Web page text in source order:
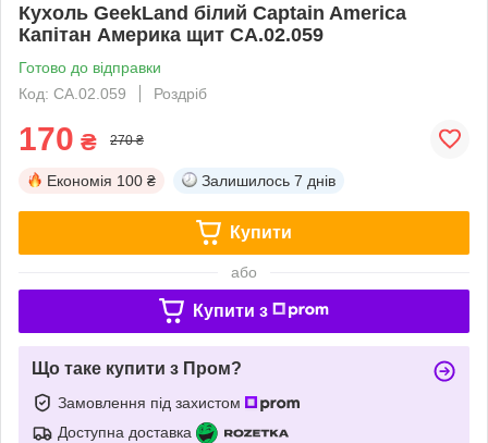
Кухоль GeekLand білий Captain America
Капітан Америка щит CA.02.059
Готово до відправки
Код: CA.02.059
Роздріб
170 ₴ 270 ₴
Економія 100 ₴ Залишилось 7 днів
Купити
або
Купити з
Що таке купити з Пром?
Замовлення під захистом
Доступна доставка